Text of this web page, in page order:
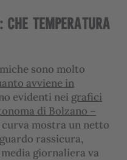
TEMPERATURA
sono molto
avviene in
evidenti nei grafici
di Bolzano –
mostra un netto
rassicura,
giornaliera va